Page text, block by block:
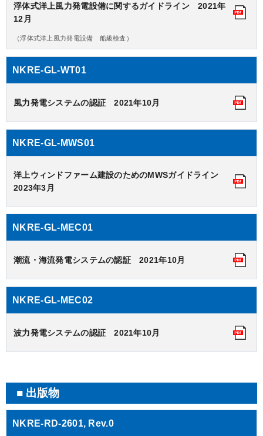
浮体式洋上風力発電設備に関するガイドライン 2021年
12月
（浮体式洋上風力発電設備 船級検査）
NKRE-GL-WT01
風力発電システムの認証 2021年10月
NKRE-GL-MWS01
洋上ウィンドファーム建設のためのMWSガイドライン
2023年3月
NKRE-GL-MEC01
潮流・海流発電システムの認証 2021年10月
NKRE-GL-MEC02
波力発電システムの認証 2021年10月
出版物
NKRE-RD-2601, Rev.0